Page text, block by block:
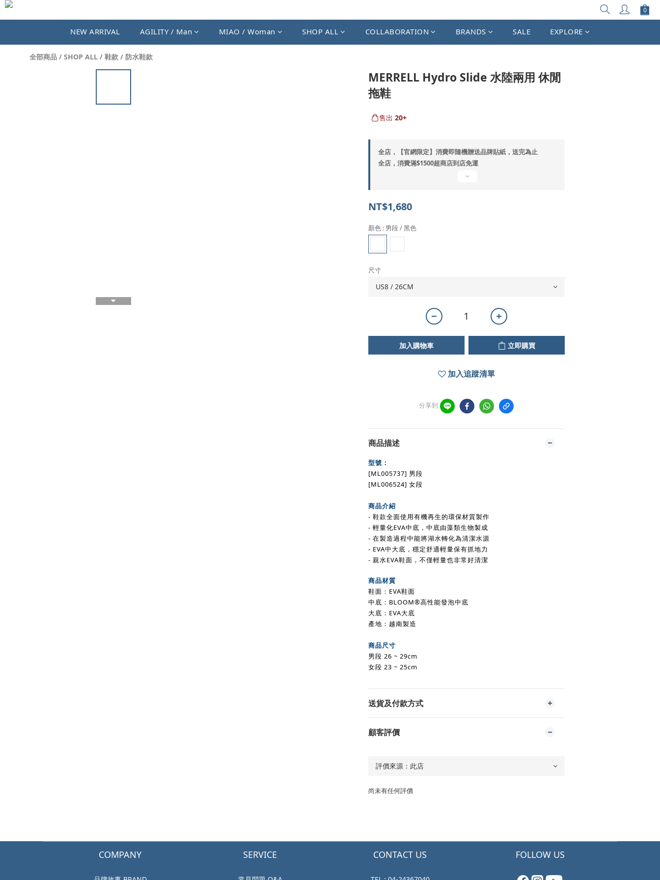
NEW ARRIVAL AGILITY / Man MIAO / Woman SHOP ALL COLLABORATION BRANDS SALE EXPLORE
全部商品 / SHOP ALL / 鞋款 / 防水鞋款
MERRELL Hydro Slide 水陸兩用 休閒
拖鞋
售出 20+
全店，【官網限定】消費即隨機贈送品牌貼紙，送完為止
全店，消費滿$1500超商店到店免運
NT$1,680
顏色 : 男段 / 黑色
尺寸
加入購物車 立即購買
加入追蹤清單
分享到
商品描述
型號：
[ML005737] 男段
[ML006524] 女段
商品介紹
- 鞋款全面使用有機再生的環保材質製作
- 輕量化EVA中底，中底由藻類生物製成
- 在製造過程中能將湖水轉化為清潔水源
- EVA中大底，穩定舒適輕量保有抓地力
- 親水EVA鞋面，不僅輕量也非常好清潔
商品材質
鞋面：EVA鞋面
中底：BLOOM®高性能發泡中底
大底：EVA大底
產地：越南製造
商品尺寸
男段 26 ~ 29cm
女段 23 ~ 25cm
送貨及付款方式
顧客評價
尚未有任何評價
COMPANY SERVICE CONTACT US FOLLOW US